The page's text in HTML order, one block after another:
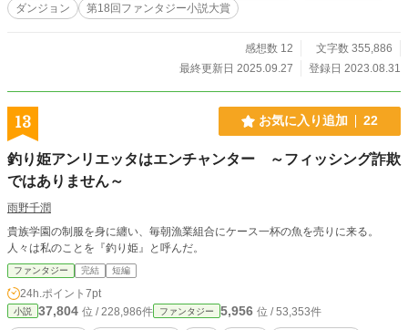
ダンジョン
第18回ファンタジー小説大賞
感想数 12
文字数 355,886
最終更新日 2025.09.27
登録日 2023.08.31
13 お気に入り追加 22
釣り姫アンリエッタはエンチャンター ～フィッシング詐欺
ではありません～
雨野千潤
貴族学園の制服を身に纏い、毎朝漁業組合にケース一杯の魚を売りに来る。
人々は私のことを『釣り姫』と呼んだ。
ファンタジー 完結 短編
24h.ポイント 7pt
小説 37,804 位 / 228,986件 ファンタジー 5,956 位 / 53,353件